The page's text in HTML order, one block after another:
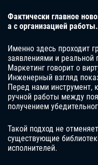
Фактически главное
а с организацией работы.
Именно здесь проходит
заявлениями и реальной
Маркетинг говорит о
Инженерный взгляд
Перед нами инструмент,
ручной работы между
получением
Такой подход не
существующие
исполнителей.